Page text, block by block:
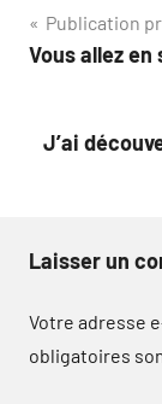
de
Publication
Vous allez
J’ai
Laisser un
Votre adresse
obligatoires